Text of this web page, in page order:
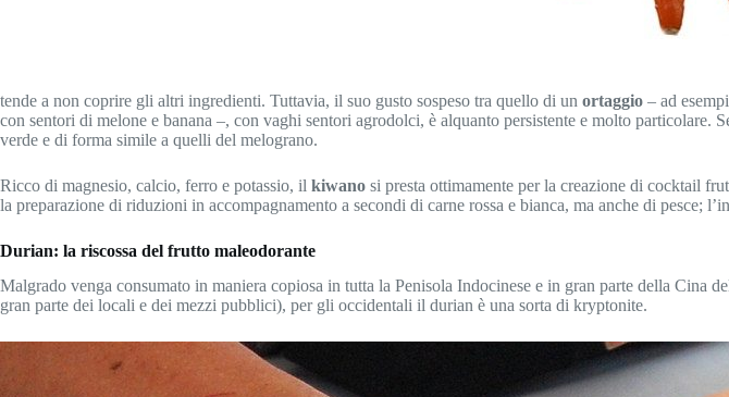
tende a non coprire gli altri ingredienti. Tuttavia, il suo gusto sospeso tra quello di un ortaggio – ad
con sentori di melone e banana –, con vaghi sentori agrodolci, è alquanto persistente e molto
verde e di forma simile a quelli del melograno.
Ricco di magnesio, calcio, ferro e potassio, il kiwano si presta ottimamente per la creazione di cocktail
la preparazione di riduzioni in accompagnamento a secondi di carne rossa e bianca, ma anche di pesce;
Durian: la riscossa del frutto maleodorante
Malgrado venga consumato in maniera copiosa in tutta la Penisola Indocinese e in gran parte della Cina
gran parte dei locali e dei mezzi pubblici), per gli occidentali il durian è una sorta di kryptonite.